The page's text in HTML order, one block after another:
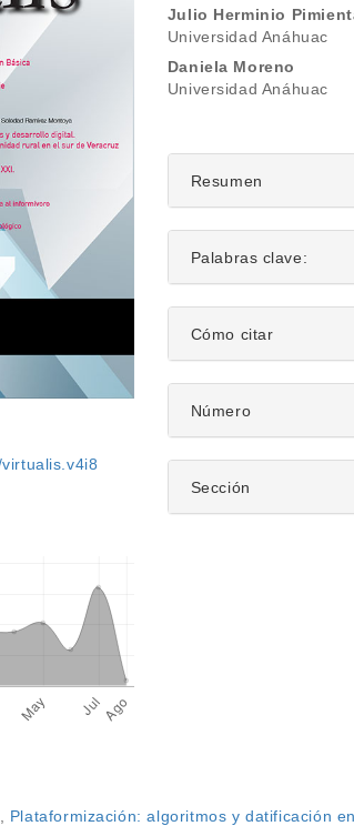
Contenido
principal
del
Julio Herminio
Universidad Anáhuac
Daniela Moreno
Universidad Anáhuac
Resumen
Palabras clave:
Detalles
del
artículo
Cómo citar
Número
Sección
Plataformización: algoritmos y datificación